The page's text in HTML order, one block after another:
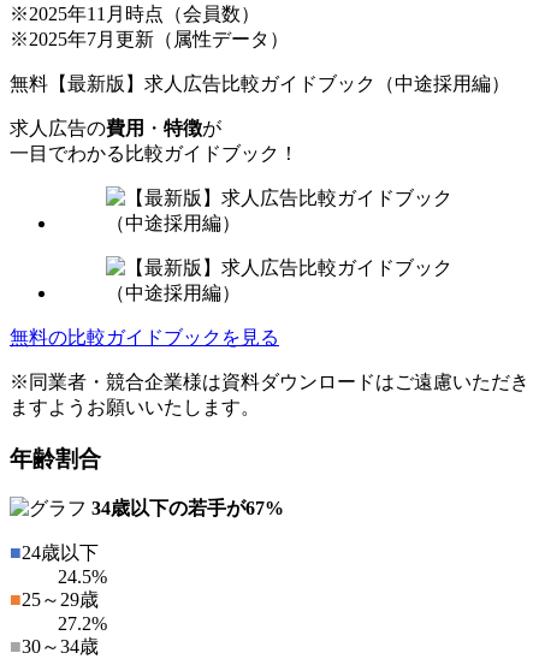
※2025年11月時点（会員数）
※2025年7月更新（属性データ）
無料 【最新版】求人広告比較ガイドブック（中途採用編）
求人広告の費用 ・ 特徴が
一目でわかる比較ガイドブック！
無料の比較ガイドブックを見る
※同業者・競合企業様は資料ダウンロードはご遠慮いただき
ますようお願いいたします。
年齢割合
34歳以下の若手が67%
■24歳以下
24.5%
■25～29歳
27.2%
■30～34歳